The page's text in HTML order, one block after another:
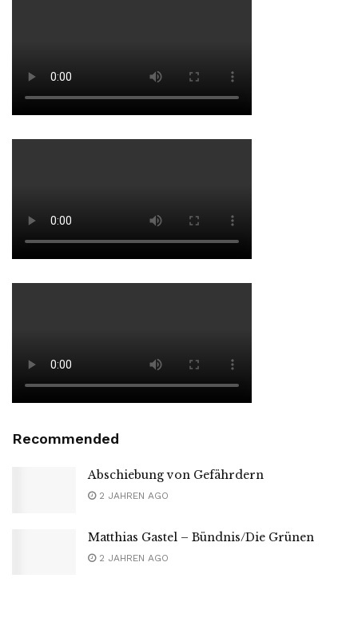
Recommended
Abschiebung von Gefährdern
2 JAHREN AGO
Matthias Gastel – Bündnis/Die Grünen
2 JAHREN AGO